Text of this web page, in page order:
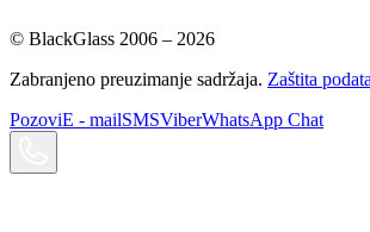
© BlackGlass 2006 – 2026
Zabranjeno preuzimanje sadržaja. Zaštita
PozoviE - mailSMSViberWhatsApp Chat